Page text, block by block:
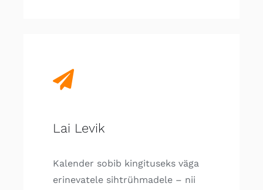
Lai Levik
Kalender sobib kingituseks väga
erinevatele sihtrühmadele – nii